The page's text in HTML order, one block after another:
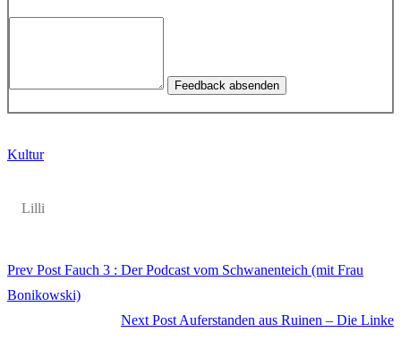
Feedback absenden
Kultur
Lilli
Prev Post Fauch 3 : Der Podcast vom Schwanenteich (mit Frau
Bonikowski)
Next PostAuferstanden aus Ruinen – Die Linke